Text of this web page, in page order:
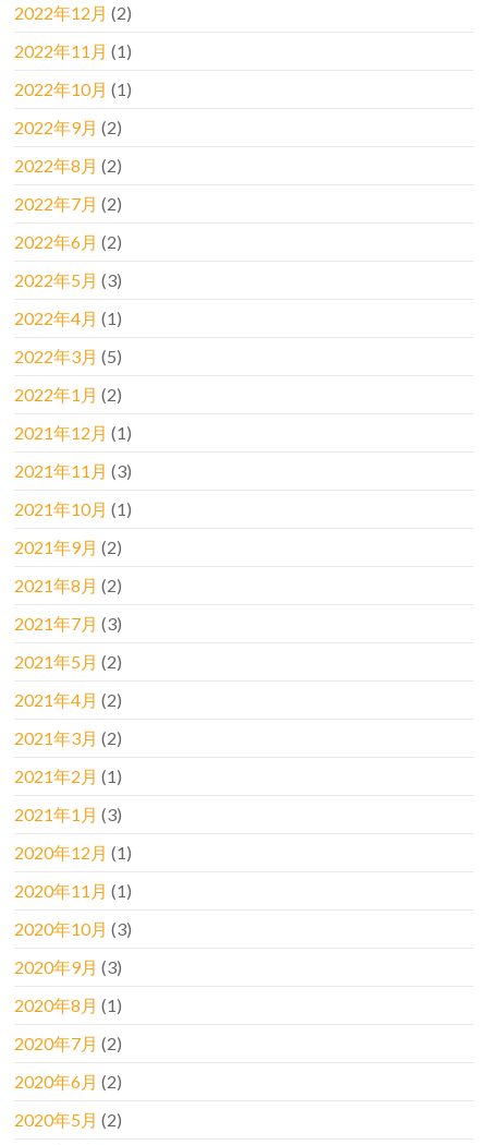
2022年12月 (2)
2022年11月 (1)
2022年10月 (1)
2022年9月 (2)
2022年8月 (2)
2022年7月 (2)
2022年6月 (2)
2022年5月 (3)
2022年4月 (1)
2022年3月 (5)
2022年1月 (2)
2021年12月 (1)
2021年11月 (3)
2021年10月 (1)
2021年9月 (2)
2021年8月 (2)
2021年7月 (3)
2021年5月 (2)
2021年4月 (2)
2021年3月 (2)
2021年2月 (1)
2021年1月 (3)
2020年12月 (1)
2020年11月 (1)
2020年10月 (3)
2020年9月 (3)
2020年8月 (1)
2020年7月 (2)
2020年6月 (2)
2020年5月 (2)